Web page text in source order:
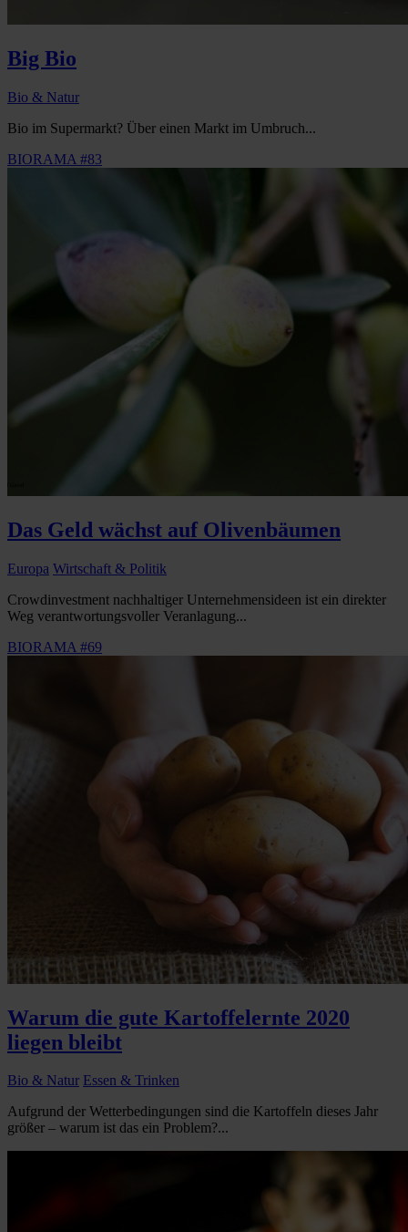
Big Bio
Bio & Natur
Bio im Supermarkt? Über einen Markt im Umbruch...
BIORAMA #83
Das Geld wächst auf Olivenbäumen
Europa Wirtschaft & Politik
Crowdinvestment nachhaltiger Unternehmensideen ist ein direkter
Weg verantwortungsvoller Veranlagung...
BIORAMA #69
Warum die gute Kartoffelernte 2020
liegen bleibt
Bio & Natur Essen & Trinken
Aufgrund der Wetterbedingungen sind die Kartoffeln dieses Jahr
größer – warum ist das ein Problem?...